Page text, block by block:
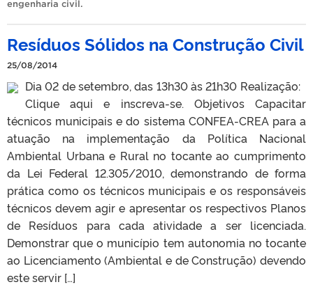
engenharia civil.
Resíduos Sólidos na Construção Civil
25/08/2014
Dia 02 de setembro, das 13h30 às 21h30 Realização:
Clique aqui e inscreva-se. Objetivos Capacitar
técnicos municipais e do sistema CONFEA-CREA para a
atuação na implementação da Política Nacional
Ambiental Urbana e Rural no tocante ao cumprimento
da Lei Federal 12.305/2010, demonstrando de forma
prática como os técnicos municipais e os responsáveis
técnicos devem agir e apresentar os respectivos Planos
de Resíduos para cada atividade a ser licenciada.
Demonstrar que o município tem autonomia no tocante
ao Licenciamento (Ambiental e de Construção) devendo
este servir […]